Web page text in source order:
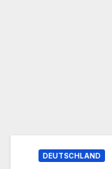
DEUTSCHLAND